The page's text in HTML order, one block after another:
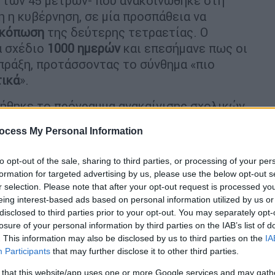
My Personal Information
opt-out of the sale, sharing to third parties, or processing of your
for targeted advertising by us, please use the below opt-out
selection. Please note that after your opt-out request is processed
interest-based ads based on personal information utilized by us
to third parties prior to your opt-out. You may separately
of your personal information by third parties on the IAB’s list of
This information may also be disclosed by us to third parties on the
Participants that may further disclose it to other third parties.
that this website/app uses one or more Google services and may
η κυβέρνηση, σε μία προσπάθεια να
κόπωση της δεύτερης τετραετίας. Ο
σχέδιο 1000 ημερών και επεσήμανε πως οι
προτάσσοντας το σύνθημα «πιο
».
το πρόγραμμα ανακαίνισης σχολικών
εργασίες προγραμματίζεται να
αναμένεται να πραγματοποιηθεί σύσκεψη
στην υγεία, ενώ αύριο αναμένεται να
του υπουργείου όπου θα
εφαρμογήςαλλά και ευρύτερα το σχέδιο
στην εξειδίκευση τωνμέτρωνκαι
συνεντεύξεων τύπου. Χθες η αρχή
παρουσίασε τους κεντρικούς άξονες του